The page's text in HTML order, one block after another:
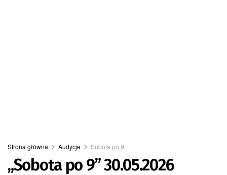
Strona główna Audycje Sobota po 9.
„Sobota po 9” 30.05.2026